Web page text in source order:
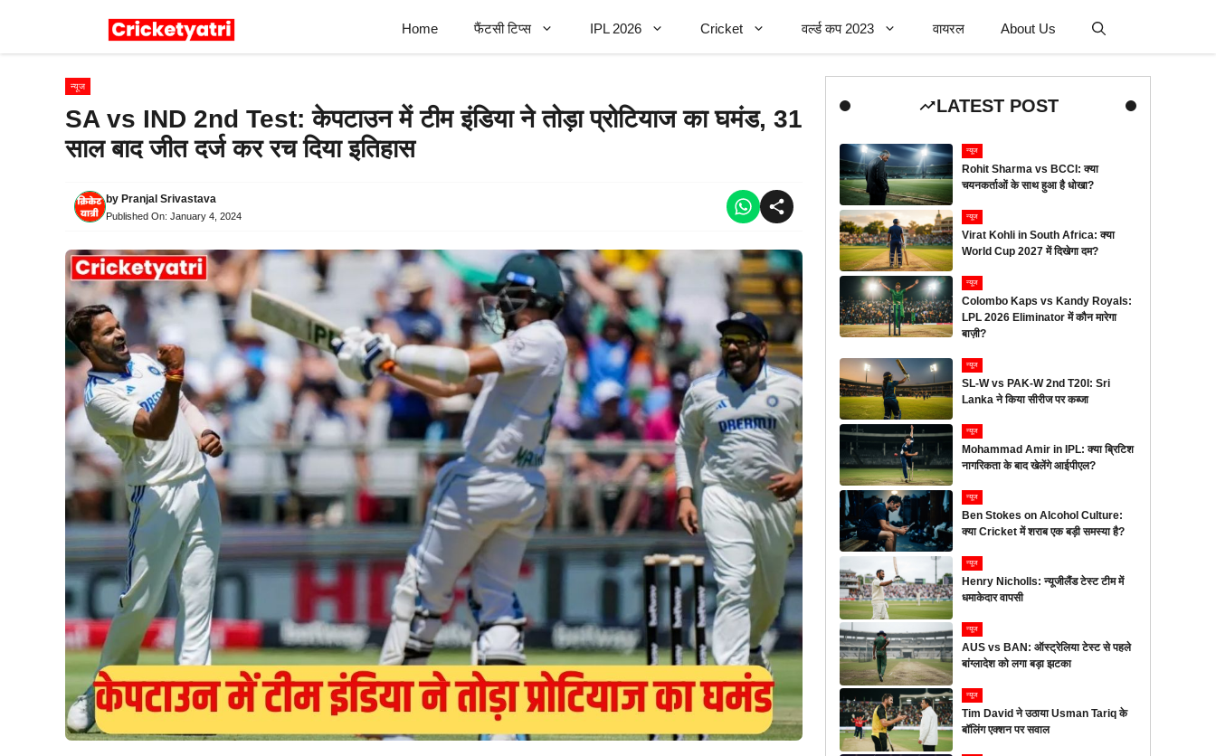
Home फैंटसी टिप्स IPL 2026 Cricket वर्ल्ड कप 2023 वायरल About Us
न्यूज
SA vs IND 2nd Test: केपटाउन में टीम इंडिया ने तोड़ा प्रोटियाज का घमंड, 31
साल बाद जीत दर्ज कर रच दिया इतिहास
by Pranjal Srivastava
Published On: January 4, 2024
LATEST POST
न्यूज
Rohit Sharma vs BCCI: क्या
चयनकर्ताओं के साथ हुआ है धोखा?
न्यूज
Virat Kohli in South Africa: क्या
World Cup 2027 में दिखेगा दम?
न्यूज
Colombo Kaps vs Kandy Royals:
LPL 2026 Eliminator में कौन मारेगा
बाज़ी?
न्यूज
SL-W vs PAK-W 2nd T20I: Sri
Lanka ने किया सीरीज पर कब्जा
न्यूज
Mohammad Amir in IPL: क्या ब्रिटिश
नागरिकता के बाद खेलेंगे आईपीएल?
न्यूज
Ben Stokes on Alcohol Culture:
क्या Cricket में शराब एक बड़ी समस्या है?
न्यूज
Henry Nicholls: न्यूजीलैंड टेस्ट टीम में
धमाकेदार वापसी
न्यूज
AUS vs BAN: ऑस्ट्रेलिया टेस्ट से पहले
बांग्लादेश को लगा बड़ा झटका
न्यूज
Tim David ने उठाया Usman Tariq के
बॉलिंग एक्शन पर सवाल